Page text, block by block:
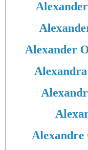
Alexander
Alexandre